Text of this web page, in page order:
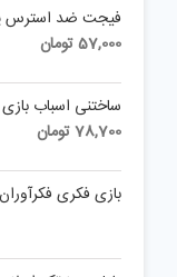
فیجت ضد استرس
57,000تومان
ساختنی اسباب بازی
78,700تومان
بازی فکری